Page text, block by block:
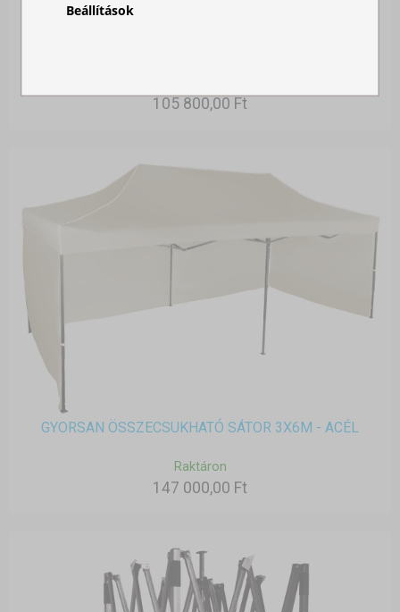
105 800,00 Ft
GYORSAN ÖSSZECSUKHATÓ SÁTOR 3X6M - ACÉL
Raktáron
147 000,00 Ft
Beállítások